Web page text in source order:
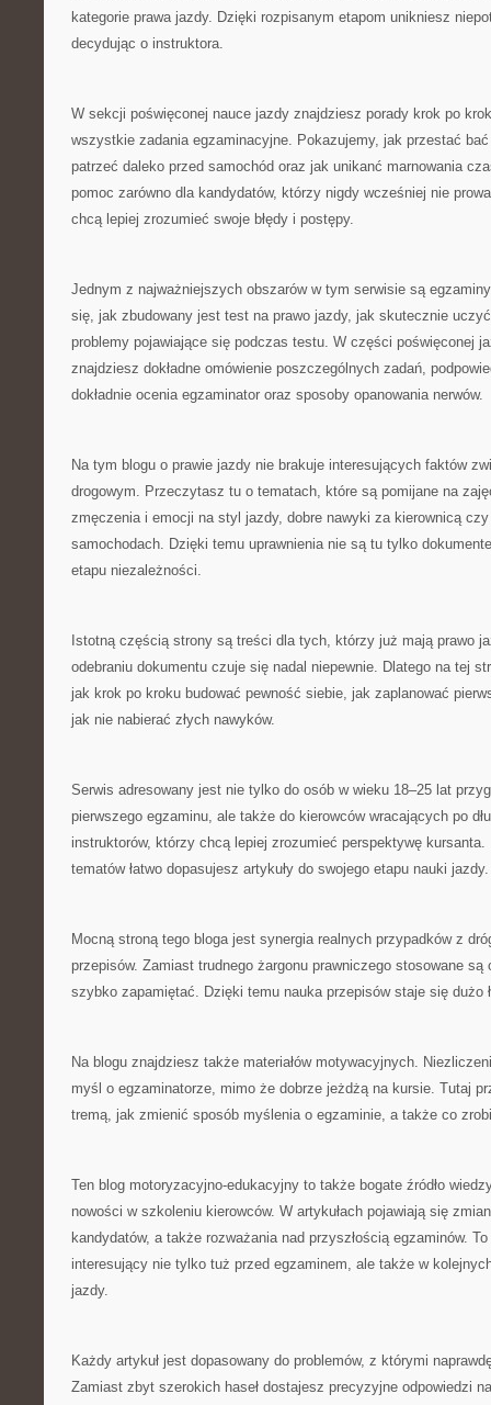
kategorie prawa jazdy. Dzięki rozpisanym etapom unikniesz
decydując o instruktora.
W sekcji poświęconej nauce jazdy znajdziesz porady krok po
wszystkie zadania egzaminacyjne. Pokazujemy, jak przestać
patrzeć daleko przed samochód oraz jak unikanć marnowania
pomoc zarówno dla kandydatów, którzy nigdy wcześniej nie
chcą lepiej zrozumieć swoje błędy i postępy.
Jednym z najważniejszych obszarów w tym serwisie są
się, jak zbudowany jest test na prawo jazdy, jak skutecznie
problemy pojawiające się podczas testu. W części poświęconej
znajdziesz dokładne omówienie poszczególnych zadań,
dokładnie ocenia egzaminator oraz sposoby opanowania nerwów.
Na tym blogu o prawie jazdy nie brakuje interesujących faktów
drogowym. Przeczytasz tu o tematach, które są pomijane na
zmęczenia i emocji na styl jazdy, dobre nawyki za kierownicą
samochodach. Dzięki temu uprawnienia nie są tu tylko
etapu niezależności.
Istotną częścią strony są treści dla tych, którzy już mają prawo
odebraniu dokumentu czuje się nadal niepewnie. Dlatego na tej
jak krok po kroku budować pewność siebie, jak zaplanować
jak nie nabierać złych nawyków.
Serwis adresowany jest nie tylko do osób w wieku 18–25 lat
pierwszego egzaminu, ale także do kierowców wracających po
instruktorów, którzy chcą lepiej zrozumieć perspektywę kursanta.
tematów łatwo dopasujesz artykuły do swojego etapu nauki jazdy.
Mocną stroną tego bloga jest synergia realnych przypadków z
przepisów. Zamiast trudnego żargonu prawniczego stosowane są
szybko zapamiętać. Dzięki temu nauka przepisów staje się dużo
Na blogu znajdziesz także materiałów motywacyjnych.
myśl o egzaminatorze, mimo że dobrze jeżdżą na kursie. Tutaj
tremą, jak zmienić sposób myślenia o egzaminie, a także co
Ten blog motoryzacyjno-edukacyjny to także bogate źródło
nowości w szkoleniu kierowców. W artykułach pojawiają się
kandydatów, a także rozważania nad przyszłością egzaminów.
interesujący nie tylko tuż przed egzaminem, ale także w
jazdy.
Każdy artykuł jest dopasowany do problemów, z którymi
Zamiast zbyt szerokich haseł dostajesz precyzyjne odpowiedzi